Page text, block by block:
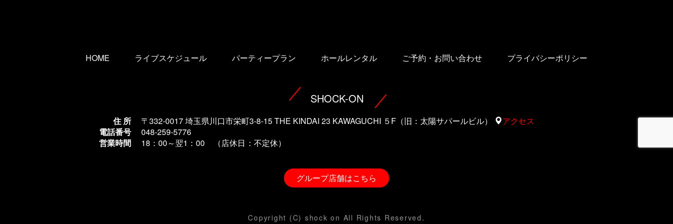
HOME ライブスケジュール パーティープラン ホールレンタル ご予約・お問い合わせ プライバシーポリシー
SHOCK-ON
住 所 〒332-0017 埼玉県川口市栄町3-8-15 THE KINDAI 23 KAWAGUCHI ５F（旧：太陽サパールビル）
アクセス
電話番号
048-259-5776
営業時間
18：00～翌1 ：00 （店休日：不定休）
グループ店舗はこちら
Copyright (C) shock on All Rights Reserved.